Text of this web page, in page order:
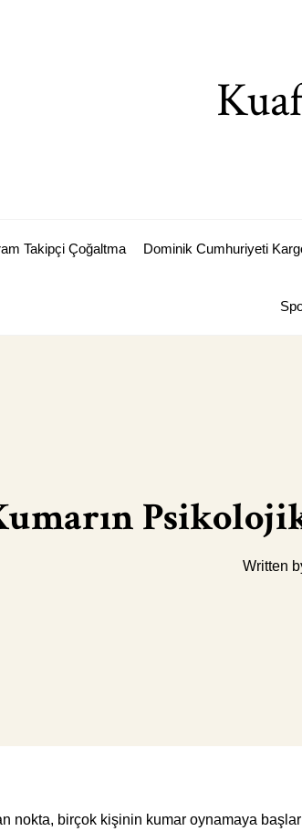
Takipçi Çoğaltma Dominik Cumhuriyeti
Written
nokta, birçok kişinin kumar oynamaya